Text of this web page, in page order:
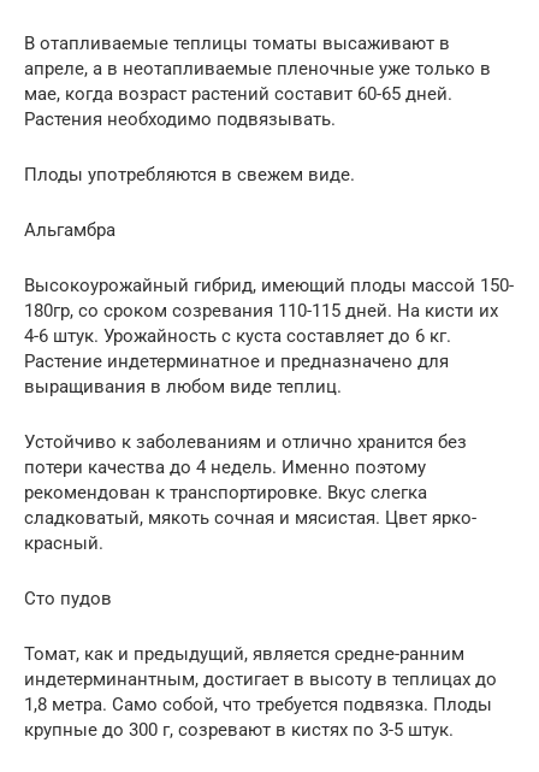
В отапливаемые теплицы томаты высаживают в
апреле, а в неотапливаемые пленочные уже только в
мае, когда возраст растений составит 60-65 дней.
Растения необходимо подвязывать.
Плоды употребляются в свежем виде.
Альгамбра
Высокоурожайный гибрид, имеющий плоды массой 150-
180гр, со сроком созревания 110-115 дней. На кисти их
4-6 штук. Урожайность с куста составляет до 6 кг.
Растение индетерминатное и предназначено для
выращивания в любом виде теплиц.
Устойчиво к заболеваниям и отлично хранится без
потери качества до 4 недель. Именно поэтому
рекомендован к транспортировке. Вкус слегка
сладковатый, мякоть сочная и мясистая. Цвет ярко-
красный.
Сто пудов
Томат, как и предыдущий, является средне-ранним
индетерминантным, достигает в высоту в теплицах до
1,8 метра. Само собой, что требуется подвязка. Плоды
крупные до 300 г, созревают в кистях по 3-5 штук.